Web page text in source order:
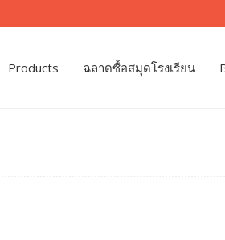
Products ฉลาดซื้อสมุดโรงเรียน